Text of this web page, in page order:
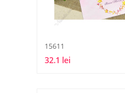
15611
32.1 lei